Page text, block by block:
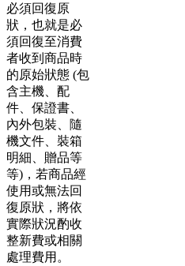
必須回復原
狀，也就是必
須回復至消費
者收到商品時
的原始狀態 (包
含主機、配
件、保證書、
內外包裝、隨
機文件、裝箱
明細、贈品等
等)，若商品經
使用或無法回
復原狀，將依
實際狀況酌收
整新費或相關
處理費用。